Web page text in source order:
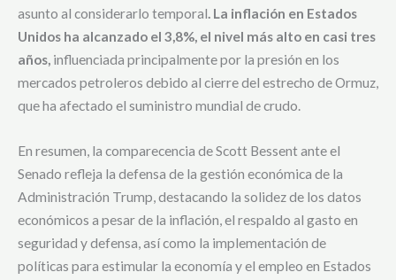
asunto al considerarlo temporal. La inflación en Estados
Unidos ha alcanzado el 3,8%, el nivel más alto en casi tres
años, influenciada principalmente por la presión en los
mercados petroleros debido al cierre del estrecho de Ormuz,
que ha afectado el suministro mundial de crudo.
En resumen, la comparecencia de Scott Bessent ante el
Senado refleja la defensa de la gestión económica de la
Administración Trump, destacando la solidez de los datos
económicos a pesar de la inflación, el respaldo al gasto en
seguridad y defensa, así como la implementación de
políticas para estimular la economía y el empleo en Estados